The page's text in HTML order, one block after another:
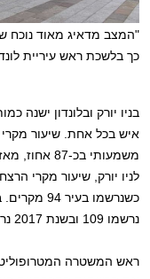
כך בלשכת ראש עיריית
בניו יורק ובלונדון ישנה
איש בכל אחת. שיעור
משמעותי בכ-87 אחוז, מאז שהגיעו לשיא בשנות התשעים. שלא ב
נרשמו 109 ובשנת 2017 נרשמה עליה נוספת עם 134 מקרי רצח.
ראש המשטרה